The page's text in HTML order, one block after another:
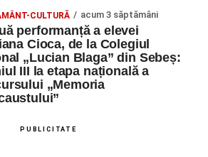
CULTURĂ acum 3 săptămâni
performanță a elevei
Cioca, de la Colegiul
„Lucian Blaga” din Sebeș:
III la etapa națională a
„Memoria
PUBLICITATE